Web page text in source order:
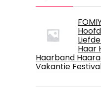
Haar
Haarband
Vakantie